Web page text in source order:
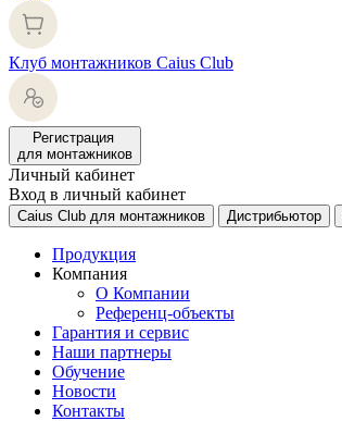
Клуб монтажников Caius Club
Регистрация
для монтажников
Личный кабинет
Вход в личный кабинет
Caius Club для монтажников Дистрибьютор
Продукция
Компания
О Компании
Референц-объекты
Гарантия и сервис
Наши партнеры
Обучение
Новости
Контакты